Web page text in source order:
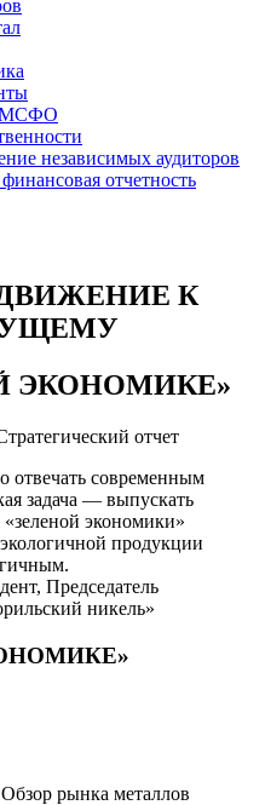
МСФО
независимых аудиторов
отчетность
К
ЭКОНОМИКЕ»
отчет
отвечать современным
задача — выпускать
экономики»
продукции
Председатель
никель»
Обзор рынка металлов